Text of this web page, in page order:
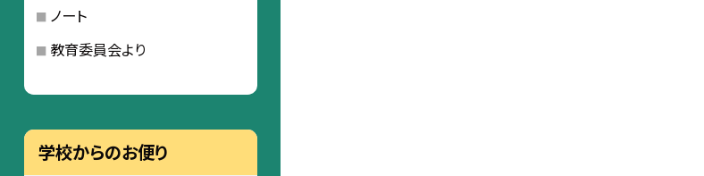
ノート
教育委員会より
学校からのお便り